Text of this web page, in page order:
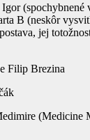
B (neskôr
jej
Filip Brezina
(Medicine